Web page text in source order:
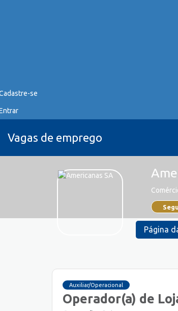
se
Vagas de emprego
Página
Auxiliar/Operacional
Operador(a) de